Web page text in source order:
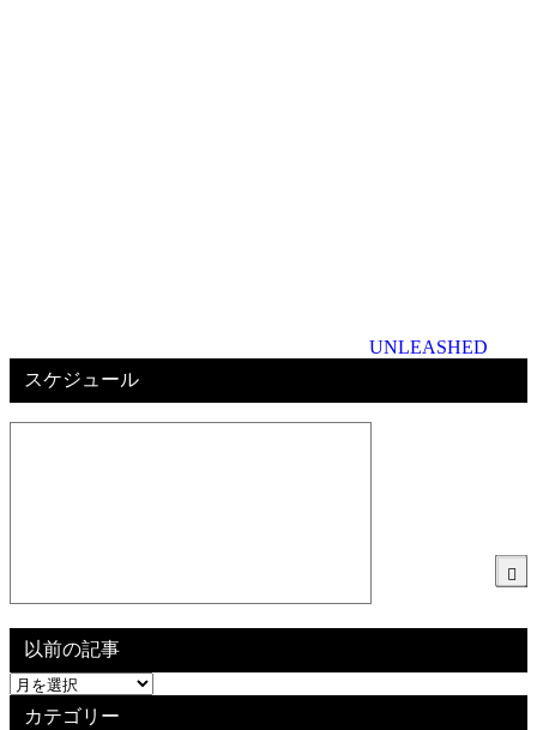
UNLEASHED
スケジュール
以前の記事
以
カテゴリー